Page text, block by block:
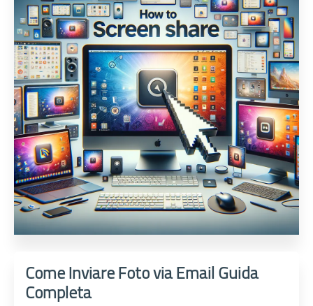
Come Inviare Foto via Email Guida
Completa